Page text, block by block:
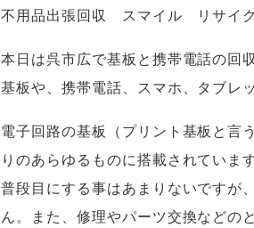
不用品出張回収 スマイル リサイ
本日は呉市広で基板と携帯電話の回
基板や、携帯電話、スマホ、タブレ
電子回路の基板（プリント基板と言
りのあらゆるものに搭載されています
普段目にする事はあまりないですが
ん。また、修理やパーツ交換などの